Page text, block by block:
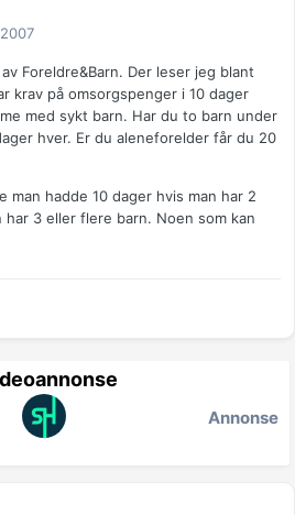
Foreldre&Barn. Der leser jeg blant
krav på omsorgspenger i 10 dager
med sykt barn. Har du to barn under
hver. Er du aleneforelder får du 20
man hadde 10 dager hvis man har 2
har 3 eller flere barn. Noen som kan
Annonse